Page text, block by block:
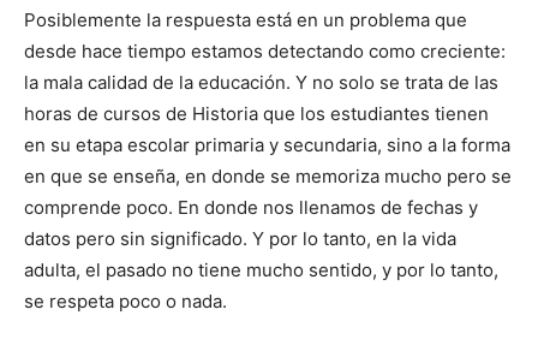
Posiblemente la respuesta está en un problema que
desde hace tiempo estamos detectando como creciente:
la mala calidad de la educación. Y no solo se trata de las
horas de cursos de Historia que los estudiantes tienen
en su etapa escolar primaria y secundaria, sino a la forma
en que se enseña, en donde se memoriza mucho pero se
comprende poco. En donde nos llenamos de fechas y
datos pero sin significado. Y por lo tanto, en la vida
adulta, el pasado no tiene mucho sentido, y por lo tanto,
se respeta poco o nada.